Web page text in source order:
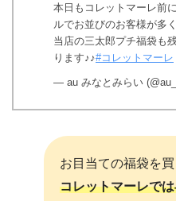
本日もコレットマーレ前
ルでお並びのお客様が多
当店の三太郎プチ福袋も
ります♪♪#コレットマーレ
— au みなとみらい
お目当ての福袋を
コレットマーレで